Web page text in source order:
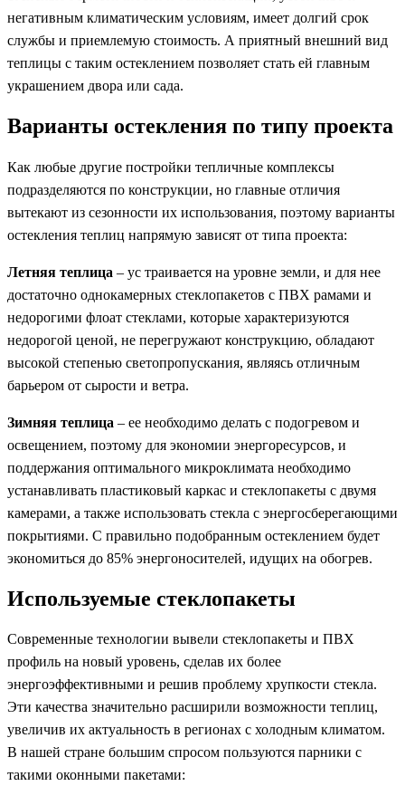
негативным климатическим условиям, имеет долгий срок
службы и приемлемую стоимость. А приятный внешний вид
теплицы с таким остеклением позволяет стать ей главным
украшением двора или сада.
Варианты остекления по типу проекта
Как любые другие постройки тепличные комплексы
подразделяются по конструкции, но главные отличия
вытекают из сезонности их использования, поэтому варианты
остекления теплиц напрямую зависят от типа проекта:
Летняя теплица – ус траивается на уровне земли, и для нее
достаточно однокамерных стеклопакетов с ПВХ рамами и
недорогими флоат стеклами, которые характеризуются
недорогой ценой, не перегружают конструкцию, обладают
высокой степенью светопропускания, являясь отличным
барьером от сырости и ветра.
Зимняя теплица – ее необходимо делать с подогревом и
освещением, поэтому для экономии энергоресурсов, и
поддержания оптимального микроклимата необходимо
устанавливать пластиковый каркас и стеклопакеты с двумя
камерами, а также использовать стекла с энергосберегающими
покрытиями. С правильно подобранным остеклением будет
экономиться до 85% энергоносителей, идущих на обогрев.
Используемые стеклопакеты
Современные технологии вывели стеклопакеты и ПВХ
профиль на новый уровень, сделав их более
энергоэффективными и решив проблему хрупкости стекла.
Эти качества значительно расширили возможности теплиц,
увеличив их актуальность в регионах с холодным климатом.
В нашей стране большим спросом пользуются парники с
такими оконными пакетами: